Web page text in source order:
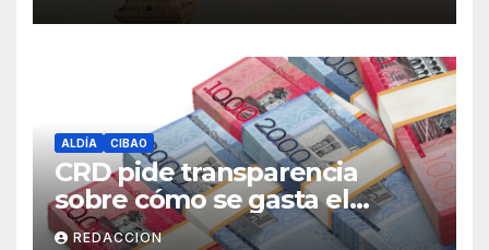
ALDÍA CIBAO
CRD pide transparencia
sobre cómo se gasta el
dinero del Seguro Familiar de
REDACCION